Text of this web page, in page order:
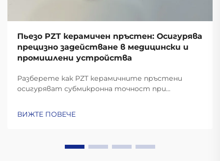
Пьезо PZT керамичен пръстен: Осигурява
прецизно задействане в медицински и
промишлени устройства
Разберете как PZT керамичните пръстени
осигуряват субмикронна точност при
сравнение с алтернативите. Научете повече.
ВИЖТЕ ПОВЕЧЕ